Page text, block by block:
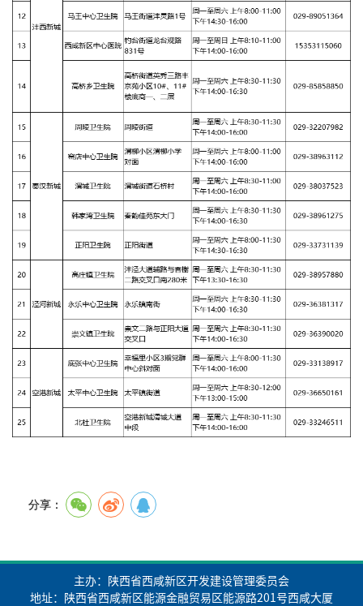
分享：
主办：陕西省西咸新区开发建设管理委员会
地址：陕西省西咸新区能源金融贸易区能源路201号西咸大厦